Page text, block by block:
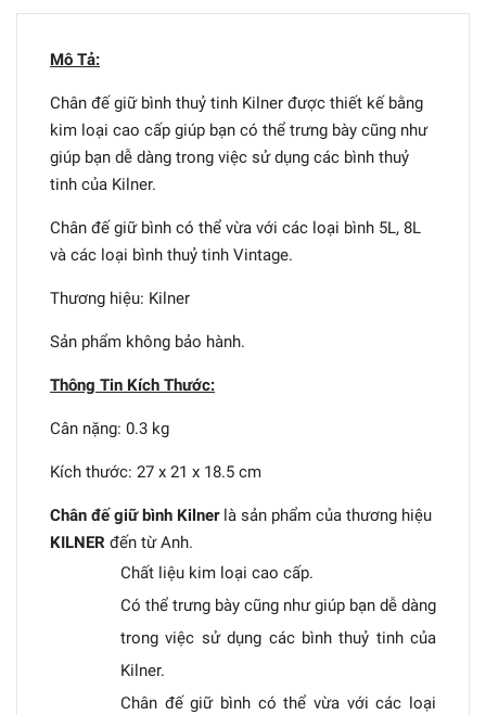
Mô Tả:
Chân đế giữ bình thuỷ tinh Kilner được thiết kế bằng
kim loại cao cấp giúp bạn có thể trưng bày cũng như
giúp bạn dễ dàng trong việc sử dụng các bình thuỷ
tinh của Kilner.
Chân đế giữ bình có thể vừa với các loại bình 5L, 8L
và các loại bình thuỷ tinh Vintage.
Thương hiệu: Kilner
Sản phẩm không bảo hành.
Thông Tin Kích Thước:
Cân nặng: 0.3 kg
Kích thước: 27 x 21 x 18.5 cm
Chân đế giữ bình Kilnerlà sản phẩm của thương hiệu
KILNER đến từ Anh.
Chất liệu kim loại cao cấp.
Có thể trưng bày cũng như giúp bạn dễ dàng
trong việc sử dụng các bình thuỷ tinh của
Kilner.
Chân đế giữ bình có thể vừa với các loại